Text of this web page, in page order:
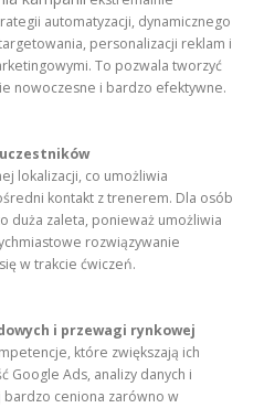
automatyzacji, dynamicznego
personalizacji reklam i
To pozwala tworzyć
nowoczesne i bardzo efektywne.
lokalizacji, co umożliwia
kontakt z trenerem. Dla osób
duża zaleta, ponieważ umożliwia
rozwiązywanie
w trakcie ćwiczeń.
i przewagi rynkowej
które zwiększają ich
Google Ads, analizy danych i
ceniona zarówno w